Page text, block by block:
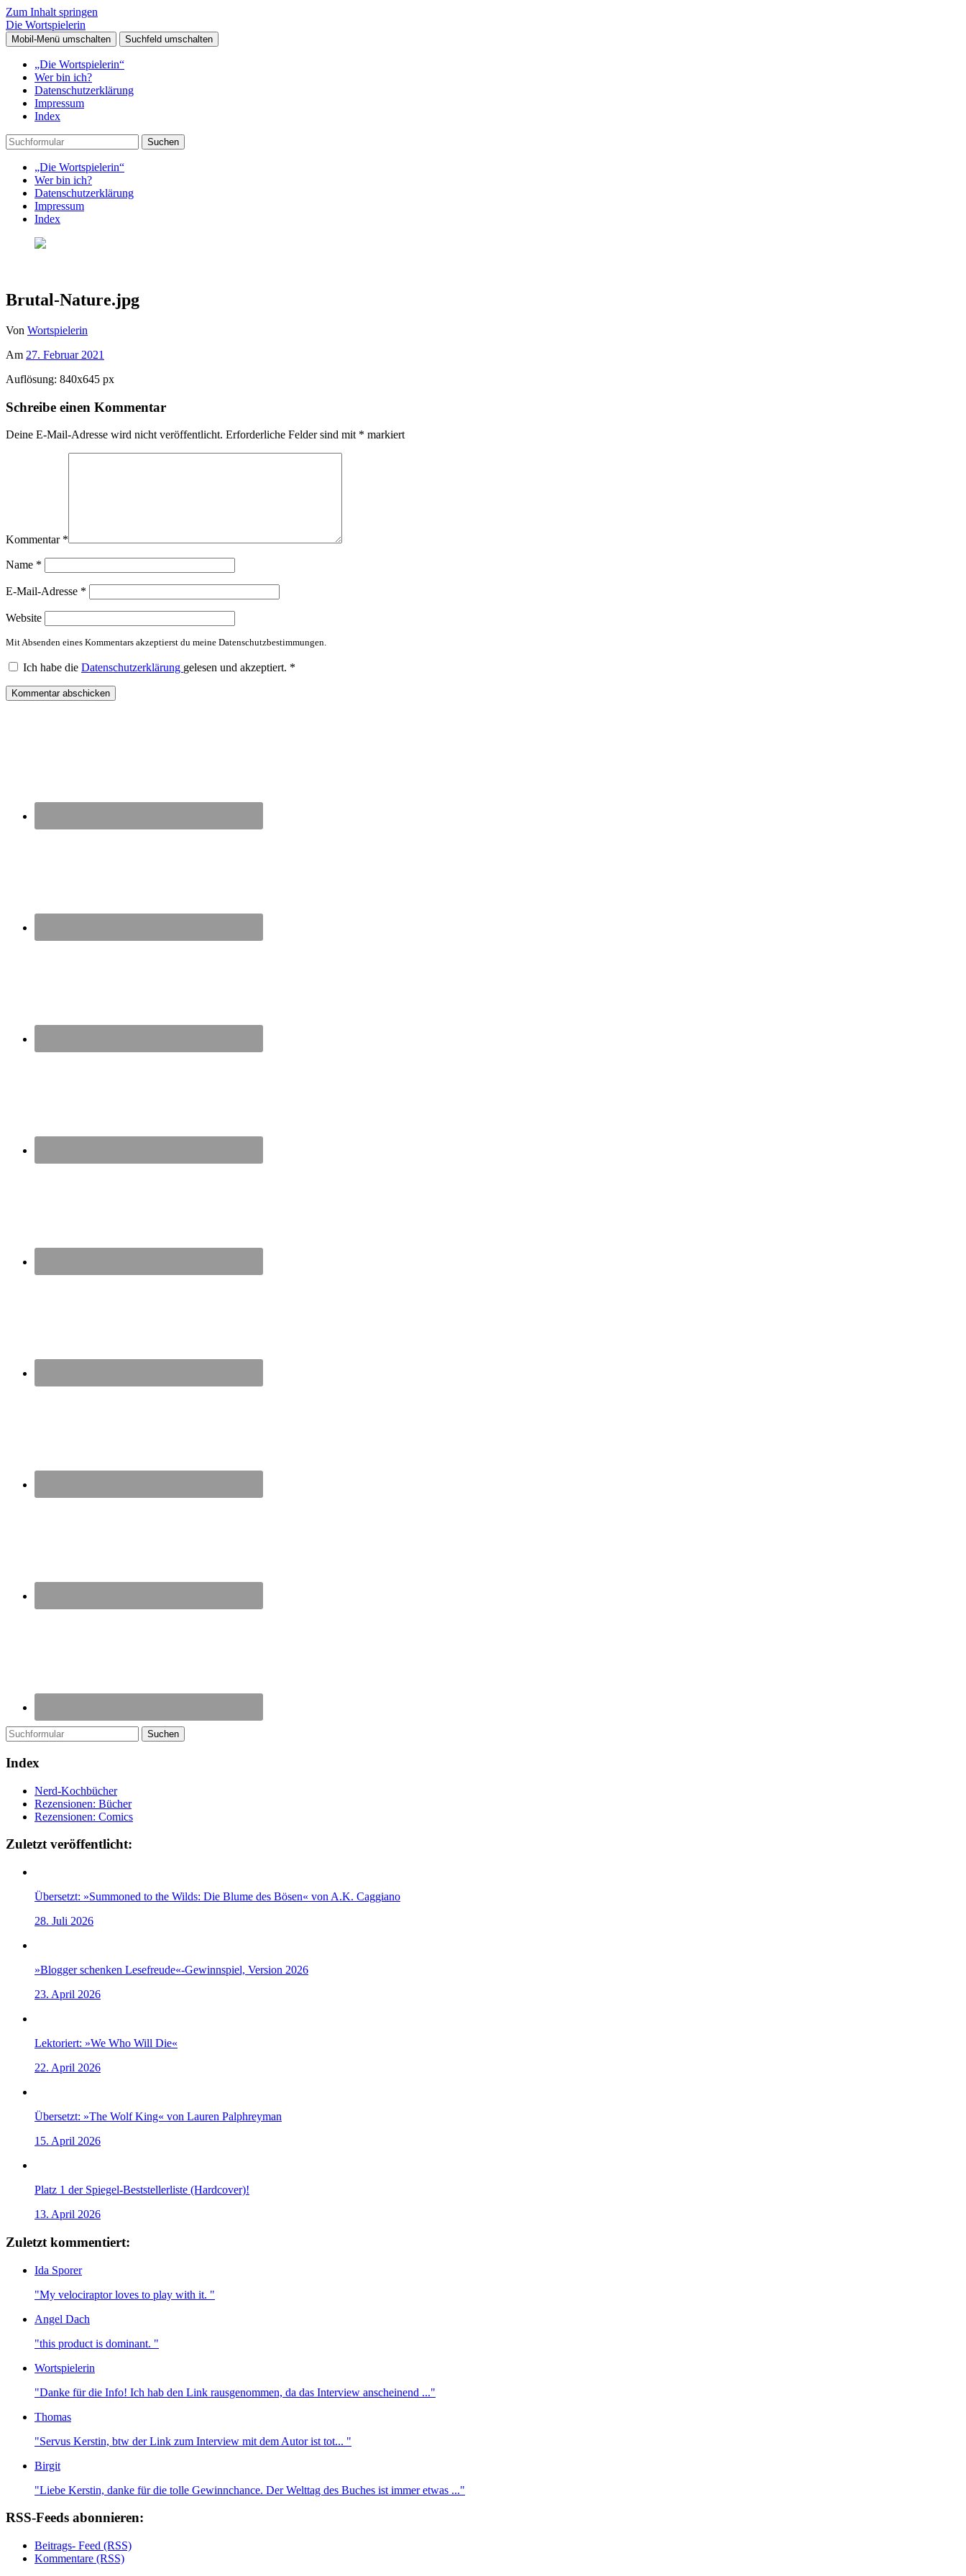
Zum Inhalt springen
Die Wortspielerin
Mobil-Menü umschalten Suchfeld umschalten
„Die Wortspielerin“
Wer bin ich?
Datenschutzerklärung
Impressum
Index
Suchen
„Die Wortspielerin“
Wer bin ich?
Datenschutzerklärung
Impressum
Index
Brutal-Nature.jpg
Von Wortspielerin
Am 27. Februar 2021
Auflösung: 840x645 px
Schreibe einen Kommentar
Deine E-Mail-Adresse wird nicht veröffentlicht. Erforderliche Felder sind mit * markiert
Kommentar *
Name *
E-Mail-Adresse *
Website
Mit Absenden eines Kommentars akzeptierst du meine Datenschutzbestimmungen.
Ich habe die Datenschutzerklärung gelesen und akzeptiert. *
Suchen
Index
Nerd-Kochbücher
Rezensionen: Bücher
Rezensionen: Comics
Zuletzt veröffentlicht:
Übersetzt: »Summoned to the Wilds: Die Blume des Bösen« von A.K. Caggiano
28. Juli 2026
»Blogger schenken Lesefreude«-Gewinnspiel, Version 2026
23. April 2026
Lektoriert: »We Who Will Die«
22. April 2026
Übersetzt: »The Wolf King« von Lauren Palphreyman
15. April 2026
Platz 1 der Spiegel-Beststellerliste (Hardcover)!
13. April 2026
Zuletzt kommentiert:
Ida Sporer
"My velociraptor loves to play with it. "
Angel Dach
"this product is dominant. "
Wortspielerin
"Danke für die Info! Ich hab den Link rausgenommen, da das Interview anscheinend ..."
Thomas
"Servus Kerstin, btw der Link zum Interview mit dem Autor ist tot... "
Birgit
"Liebe Kerstin, danke für die tolle Gewinnchance. Der Welttag des Buches ist immer etwas ..."
RSS-Feeds abonnieren:
Beitrags- Feed (RSS)
Kommentare (RSS)